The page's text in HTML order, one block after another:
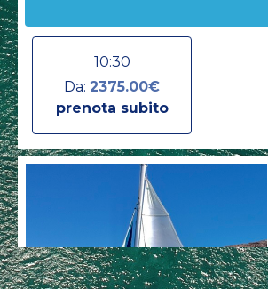
10:30
Da: 2375.00€
prenota subito